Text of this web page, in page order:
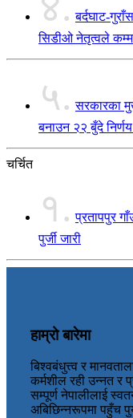
बर्दघाट-
सिडीओ नेतृत्वले
५. सरकारका
बनाउन २२ बुँदे
चर्चित
१. प्रतापपुर
पुर्जी जारी
हाम्रो बारेमा
बिश्वबंधुत्त्व र
कर्मशील रही उन्नत र
सम्पूर्ण नेपालीलाई
अबिछिन्नरूपमा पहुँच